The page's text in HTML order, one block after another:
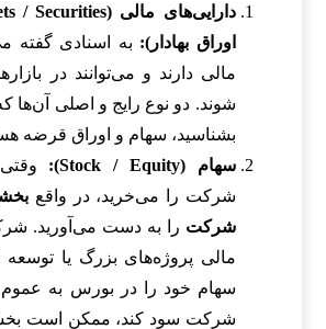
اوراق بهادار): به اسنادی
مالی دارند و می‌توانند در
شوند. دو نوع رایج و اصلی آن‌ها
بشناسید، سهام و اوراق قرضه
سهام (Stock / Equity):
شرکت را می‌خرید، در واقع
شرکت را به دست می‌آورید.
مالی پروژه‌های بزرگ یا توسعه
سهام خود را در بورس به
شرکت سود کند، ممکن است